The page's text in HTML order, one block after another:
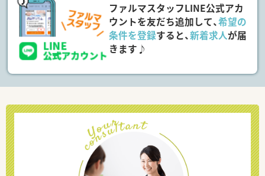
ファルマスタッフLINE公式アカ
ウントを友だち追加して、希望の
条件を登録すると、新着求人が届
きます♪